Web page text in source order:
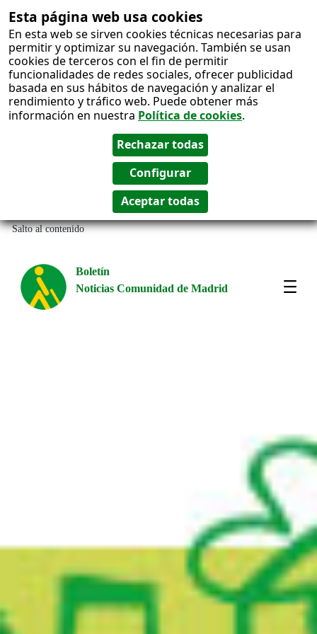
Esta página web usa cookies
En esta web se sirven cookies técnicas necesarias para
permitir y optimizar su navegación. También se usan
cookies de terceros con el fin de permitir
funcionalidades de redes sociales, ofrecer publicidad
basada en sus hábitos de navegación y analizar el
rendimiento y tráfico web. Puede obtener más
información en nuestra Política de cookies.
Salto al contenido
Boletín
Noticias Comunidad de Madrid